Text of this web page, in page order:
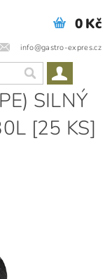
info@gastro-expres.cz
0 Kč
SILNÝ
[25 KS]